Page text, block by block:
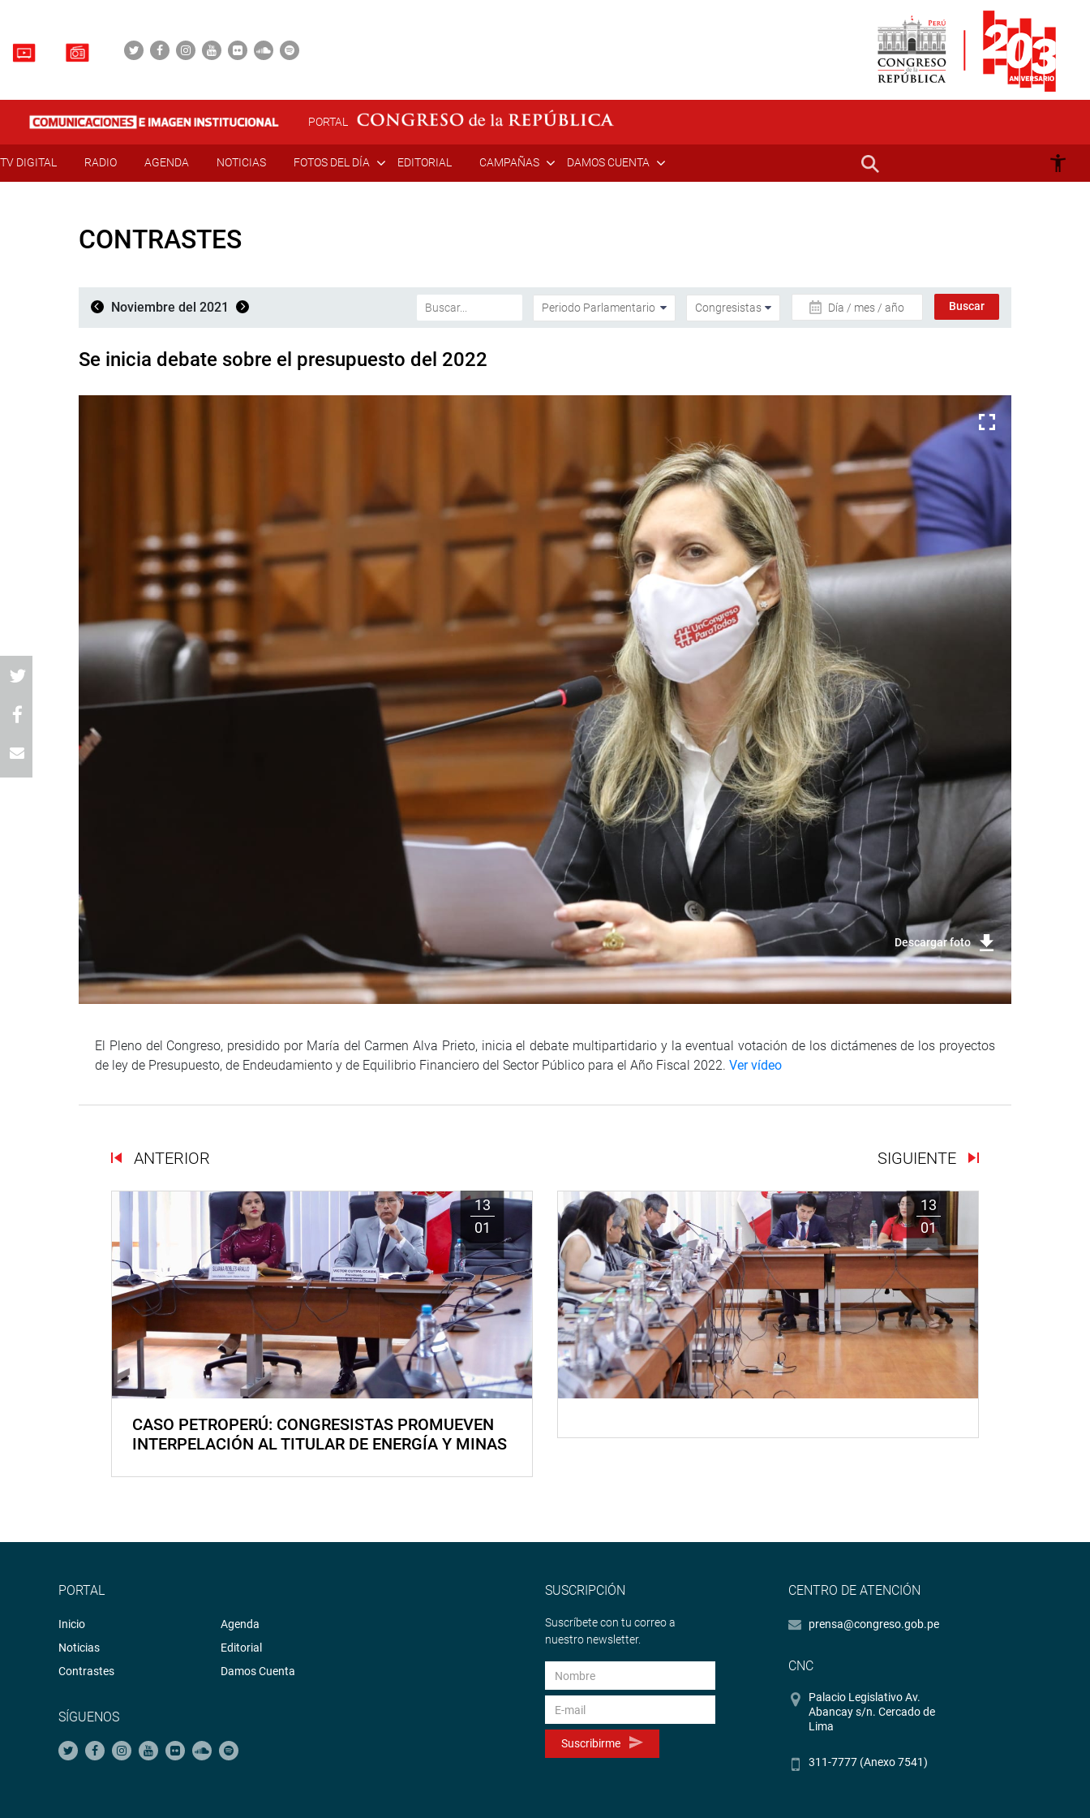
PORTAL
TV DIGITAL RADIO AGENDA NOTICIAS FOTOS DEL DÍA EDITORIAL CAMPAÑAS DAMOS CUENTA
CONTRASTES
Noviembre del 2021 Día / mes / año
Se inicia debate sobre el presupuesto del 2022
Descargar foto
El Pleno del Congreso, presidido por María del Carmen Alva Prieto, inicia el debate multipartidario y la eventual votación de los dictámenes de los proyectos
de ley de Presupuesto, de Endeudamiento y de Equilibrio Financiero del Sector Público para el Año Fiscal 2022. Ver vídeo
ANTERIOR SIGUIENTE
13
01
CASO PETROPERÚ: CONGRESISTAS PROMUEVEN
INTERPELACIÓN AL TITULAR DE ENERGÍA Y MINAS
13
01
PORTAL
Inicio
Noticias
Contrastes
Agenda
Editorial
Damos Cuenta
SÍGUENOS
SUSCRIPCIÓN
Suscríbete con tu correo a
nuestro newsletter.
Suscribirme
CENTRO DE ATENCIÓN
prensa@congreso.gob.pe
CNC
Palacio Legislativo Av.
Abancay s/n. Cercado de
Lima
311-7777 (Anexo 7541)